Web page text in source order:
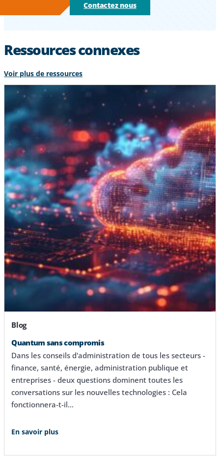
Contactez nous
Ressources connexes
Voir plus de ressources
Blog
Quantum sans compromis
Dans les conseils d'administration de tous les secteurs -
finance, santé, énergie, administration publique et
entreprises - deux questions dominent toutes les
conversations sur les nouvelles technologies : Cela
fonctionnera-t-il…
En savoir plus